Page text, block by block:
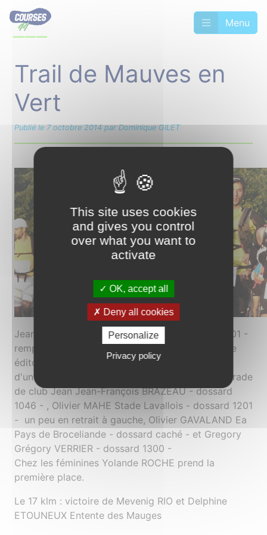
Menu
Trail de Mauves en
Vert
Publié le 7 octobre 2014 par Dominique GILET
Jean Louis LECHAT Carquefou AC - dossard 1101 -
remporte l'épreuve de 55 km de cette deuxième
éditon du Trail de Mauves qui a rassemblé plus
d'un millier de participants. Il devance son camarade
de club Jean Jean-François BRAZEAU - dossard
1046 - , Olivier MAHE Stade Lavallois - dossard 1201
- un peu en retrait à gauche, Olivier GAVALAND Ea
Pays de Broceliande - dossard caché - et Gregory
Grégory VERRIER - dossard 1300 -
Chez les féminines Yolande ROCHE prend la
première place.
Le 17 klm : victoire de Mevenig RIO et Delphine
ETOUNEUX Entente des Mauges
This site uses cookies
and gives you control
over what you want to
activate
OK, accept all
Deny all cookies
Personalize
Privacy policy